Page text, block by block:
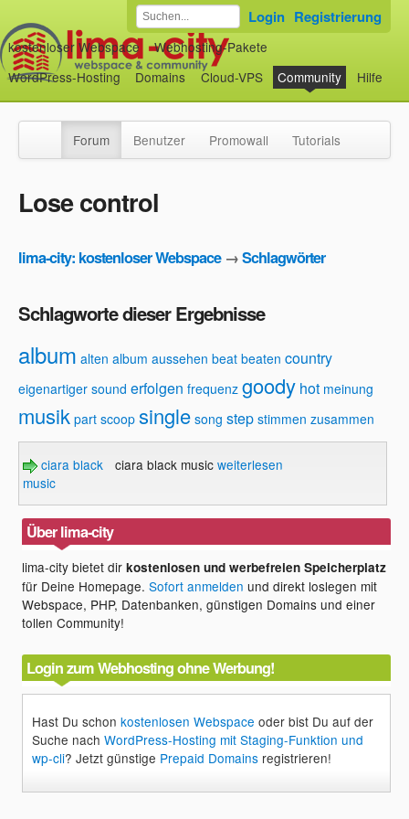
kostenloser Webspace
Webhosting-Pakete
WordPress-Hosting
Domains Cloud-VPS Community Hilfe
Login Registrierung
Forum Benutzer Promowall Tutorials
Lose control
lima-city: kostenloser Webspace→Schlagwörter
Schlagworte dieser Ergebnisse
album alten album aussehen beat beaten country
eigenartiger sound erfolgen frequenz goody hot meinung
musik part scoop single song step stimmen zusammen
ciara black
music
ciara black music weiterlesen
Über lima-city
lima-city bietet dirkostenlosen und werbefreien Speicherplatz
für Deine Homepage.Sofort anmelden und direkt loslegen mit
Webspace, PHP, Datenbanken, günstigen Domains und einer
tollen Community!
Login zum Webhosting ohne Werbung!
Hast Du schonkostenlosen Webspace oder bist Du auf der
Suche nachWordPress-Hosting mit Staging-Funktion und
wp-cli? Jetzt günstige Prepaid Domains registrieren!